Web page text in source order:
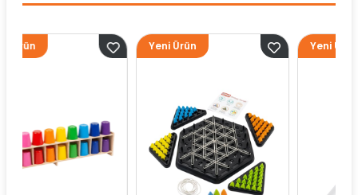
Yeni Ürün Yeni Ürün